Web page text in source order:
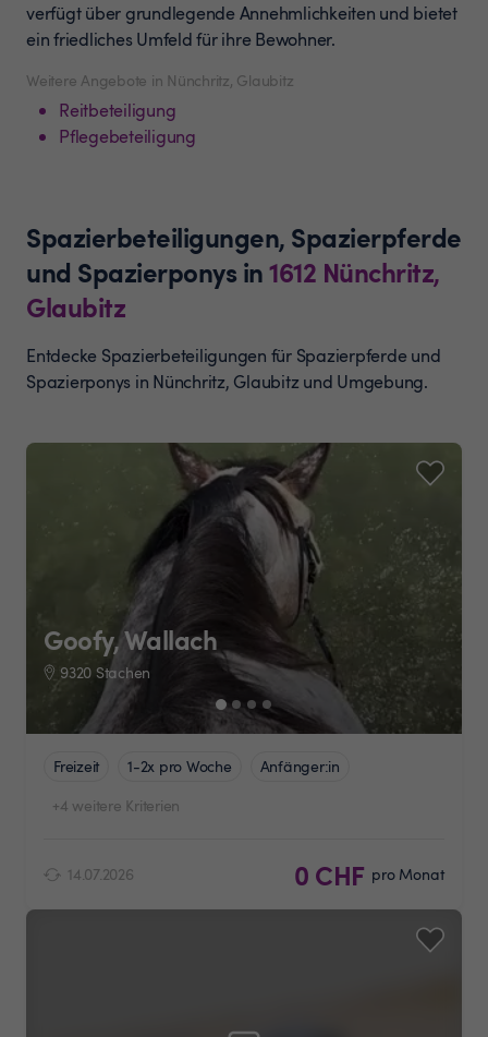
Weitere Angebote in Nünchritz, Glaubitz
Reitbeteiligung
Pflegebeteiligung
verfügt über grundlegende Annehmlichkeiten und bietet
ein friedliches Umfeld für ihre Bewohner.
Spazierbeteiligungen, Spazierpferde
und Spazierponys in1612 Nünchritz,
Glaubitz
Entdecke Spazierbeteiligungen für Spazierpferde und
Spazierponys in Nünchritz, Glaubitz und Umgebung.
Goofy, Wallach
9320 Stachen
Freizeit 1-2x pro Woche
Anfänger:in
+4 weitere Kriterien
14.07.2026 0 CHF pro Monat